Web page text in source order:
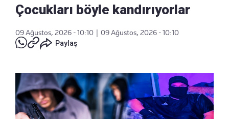
Çocukları böyle kandırıyorlar
09 Ağustos, 2026 - 10:10
09 Ağustos, 2026 - 10:10
Paylaş